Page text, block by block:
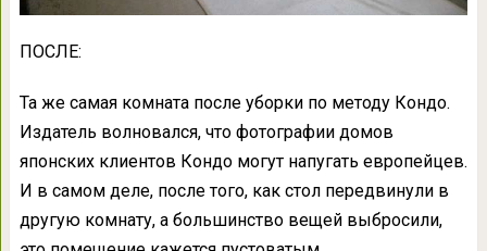
ПОСЛЕ:
Та же самая комната после уборки по методу Кондо.
Издатель волновался, что фотографии домов
японских клиентов Кондо могут напугать европейцев.
И в самом деле, после того, как стол передвинули в
другую комнату, а большинство вещей выбросили,